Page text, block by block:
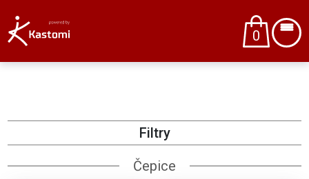
0
Filtry
Čepice